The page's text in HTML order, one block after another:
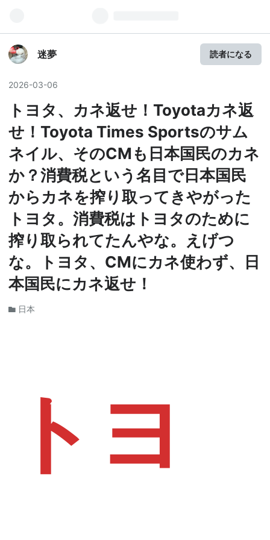
迷夢 読者になる
2026-03-06
トヨタ、カネ返せ！Toyotaカネ返
せ！Toyota Times Sportsのサム
ネイル、そのCMも日本国民のカネ
か？消費税という名目で日本国民
からカネを搾り取ってきやがった
トヨタ。消費税はトヨタのために
搾り取られてたんやな。えげつ
な。トヨタ、CMにカネ使わず、日
本国民にカネ返せ！
日本
トヨ